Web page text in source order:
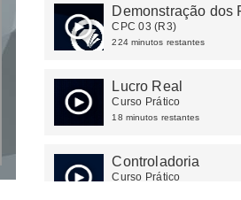
Demonstração dos
Caixa
CPC 03 (R3)
224 minutos restantes
Lucro Real
Curso Prático
18 minutos restantes
Controladoria
Curso Prático